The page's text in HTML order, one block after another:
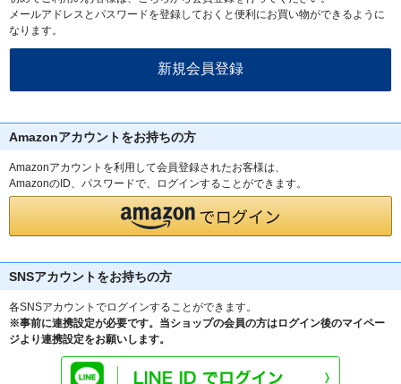
メールアドレスとパスワードを登録しておくと便利にお買い物ができるように
なります。
Amazonアカウントをお持ちの方
Amazonアカウントを利用して会員登録されたお客様は、
AmazonのID、パスワードで、ログインすることができます。
SNSアカウントをお持ちの方
各SNSアカウントでログインすることができます。
※事前に連携設定が必要です。当ショップの会員の方はログイン後のマイペー
ジより連携設定をお願いします。